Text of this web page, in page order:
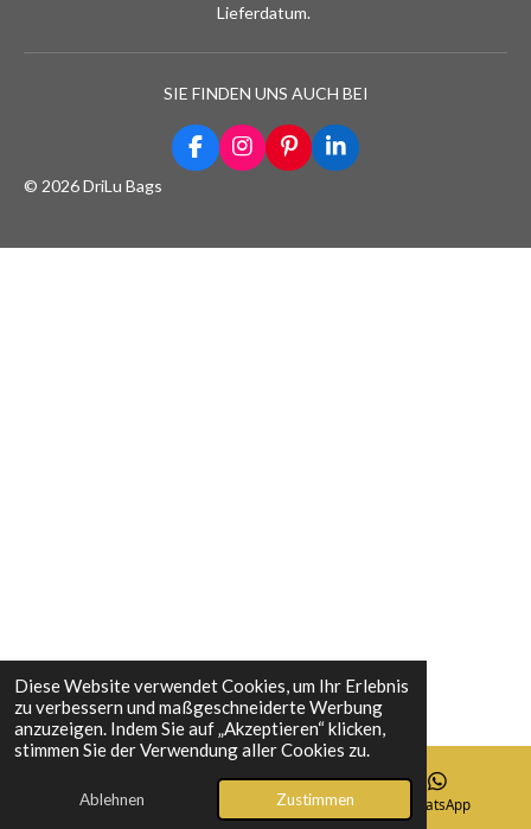
Diese Website verwendet Cookies, um Ihr Erlebnis
zu verbessern und maßgeschneiderte Werbung
anzuzeigen. Indem Sie auf „Akzeptieren“ klicken,
stimmen Sie der Verwendung aller Cookies zu.
Ablehnen Zustimmen
Lieferdatum.
SIE FINDEN UNS AUCH BEI
F
a
I
n
P
i
L
i
© 2026 DriLu Bags
E-Mail WhatsApp